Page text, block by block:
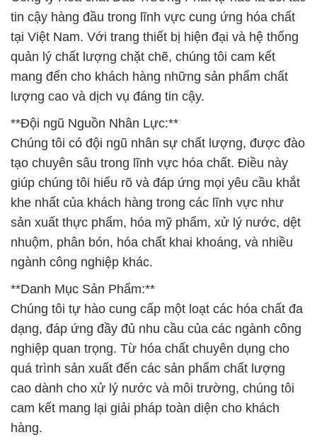
tin cậy hàng đầu trong lĩnh vực cung ứng hóa chất
tại Việt Nam. Với trang thiết bị hiện đại và hệ thống
quản lý chất lượng chặt chẽ, chúng tôi cam kết
mang đến cho khách hàng những sản phẩm chất
lượng cao và dịch vụ đáng tin cậy.
**Đội ngũ Nguồn Nhân Lực:**
Chúng tôi có đội ngũ nhân sự chất lượng, được đào
tạo chuyên sâu trong lĩnh vực hóa chất. Điều này
giúp chúng tôi hiểu rõ và đáp ứng mọi yêu cầu khắt
khe nhất của khách hàng trong các lĩnh vực như
sản xuất thực phẩm, hóa mỹ phẩm, xử lý nước, dệt
nhuộm, phân bón, hóa chất khai khoáng, và nhiều
ngành công nghiệp khác.
**Danh Mục Sản Phẩm:**
Chúng tôi tự hào cung cấp một loạt các hóa chất đa
dạng, đáp ứng đầy đủ nhu cầu của các ngành công
nghiệp quan trọng. Từ hóa chất chuyên dụng cho
quá trình sản xuất đến các sản phẩm chất lượng
cao dành cho xử lý nước và môi trường, chúng tôi
cam kết mang lại giải pháp toàn diện cho khách
hàng.